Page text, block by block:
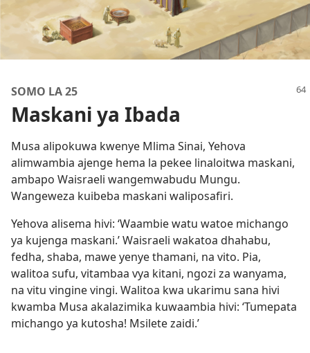
SOMO LA 25
Maskani ya Ibada
Musa alipokuwa kwenye Mlima Sinai, Yehova
alimwambia ajenge hema la pekee linaloitwa maskani,
ambapo Waisraeli wangemwabudu Mungu.
Wangeweza kuibeba maskani waliposafiri.
Yehova alisema hivi: ‘Waambie watu watoe michango
ya kujenga maskani.’ Waisraeli wakatoa dhahabu,
fedha, shaba, mawe yenye thamani, na vito. Pia,
walitoa sufu, vitambaa vya kitani, ngozi za wanyama,
na vitu vingine vingi. Walitoa kwa ukarimu sana hivi
kwamba Musa akalazimika kuwaambia hivi: ‘Tumepata
michango ya kutosha! Msilete zaidi.’